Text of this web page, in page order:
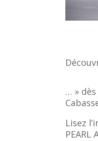
… »
Lisez
PEARL